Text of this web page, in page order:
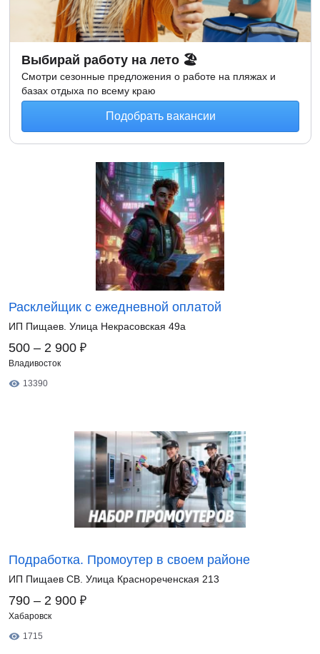
Выбирай работу на лето 🏖
Смотри сезонные предложения о работе на пляжах и
базах отдыха по всему краю
Подобрать вакансии
Расклейщик с ежедневной оплатой
ИП Пищаев. Улица Некрасовская 49а
500 – 2 900 ₽
Владивосток
13390
Подработка. Промоутер в своем районе
ИП Пищаев СВ. Улица Краснореченская 213
790 – 2 900 ₽
Хабаровск
1715